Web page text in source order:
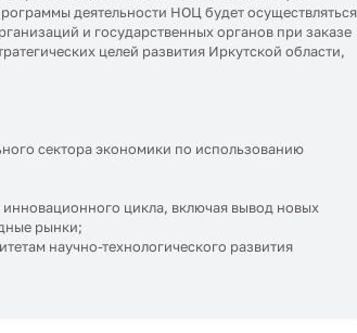
деятельности НОЦ будет осуществляться
и государственных органов при заказе
целей развития Иркутской области,
сектора экономики по использованию
цикла, включая вывод новых
рынки;
научно-технологического развития